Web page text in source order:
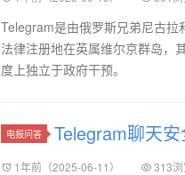
Telegram是由俄罗斯兄弟尼古拉
法律注册地在英属维尔京群岛，
度上独立于政府干预。
电报问答 Telegram聊天安
1年前（2025-06-11） 313浏